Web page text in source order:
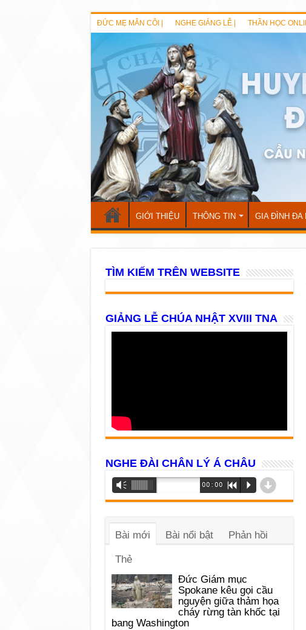
ĐỨC MẸ MÂN CÔI | NGHE GIẢNG LỄ | THẦN HỌC
GIỚI THIỆU THÔNG TIN GIA ĐÌNH ĐA
TÌM KIẾM TRÊN WEBSITE
GIẢNG LỄ CHÚA NHẬT XVIII TNA
NGHE ĐÀI CHÂN LÝ Á CHÂU
Trình
phát
âm
Vm 00:00 R P d
Bài mới Bài nổi bật Phản hồi
Thẻ
Đức Giám mục
Spokane kêu gọi cầu
nguyện giữa thảm họa
cháy rừng tàn khốc tại
bang Washington